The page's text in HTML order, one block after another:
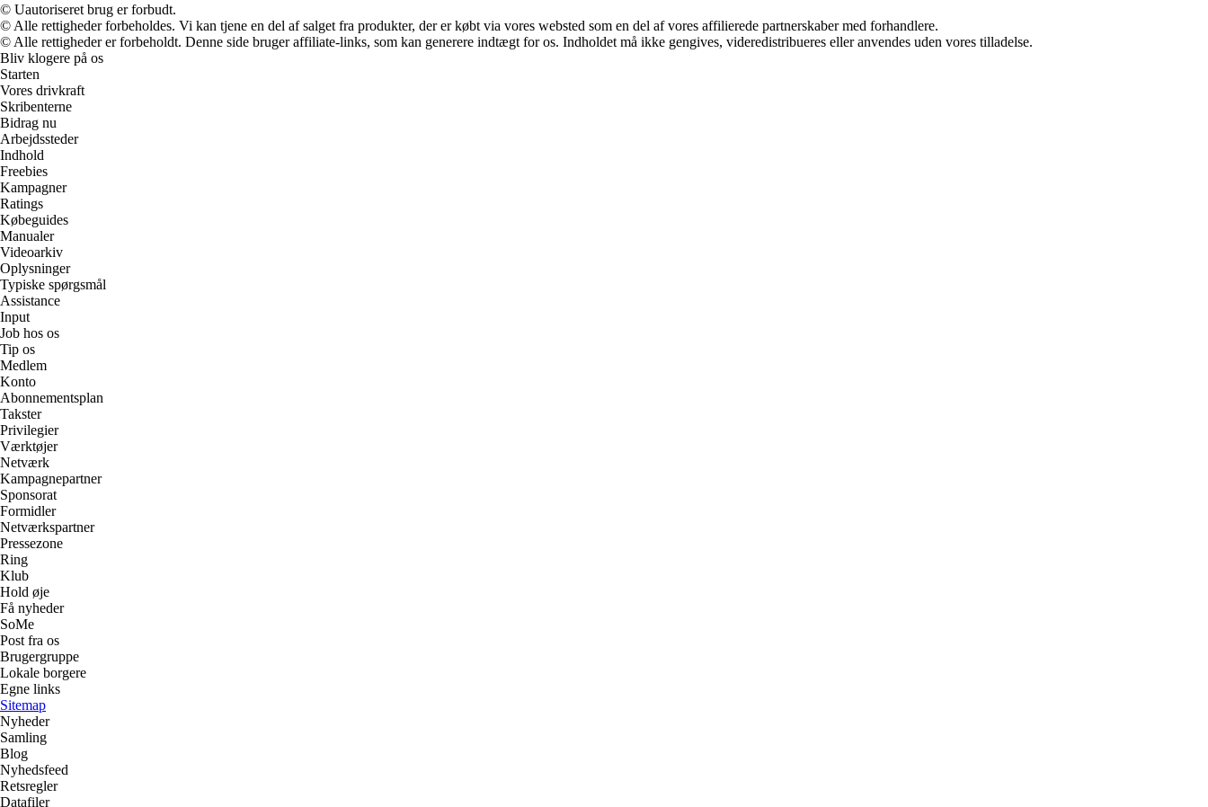
© Uautoriseret brug er forbudt.
© Alle rettigheder forbeholdes. Vi kan tjene en del af salget fra produkter, der er købt via vores websted som en del af vores affilierede partnerskaber med forhandlere.
© Alle rettigheder er forbeholdt. Denne side bruger affiliate-links, som kan generere indtægt for os. Indholdet må ikke gengives, videredistribueres eller anvendes uden vores tilladelse.
Bliv klogere på os
Starten
Vores drivkraft
Skribenterne
Bidrag nu
Arbejdssteder
Indhold
Freebies
Kampagner
Ratings
Købeguides
Manualer
Videoarkiv
Oplysninger
Typiske spørgsmål
Assistance
Input
Job hos os
Tip os
Medlem
Konto
Abonnementsplan
Takster
Privilegier
Værktøjer
Netværk
Kampagnepartner
Sponsorat
Formidler
Netværkspartner
Pressezone
Ring
Klub
Hold øje
Få nyheder
SoMe
Post fra os
Brugergruppe
Lokale borgere
Egne links
Sitemap
Nyheder
Samling
Blog
Nyhedsfeed
Retsregler
Datafiler